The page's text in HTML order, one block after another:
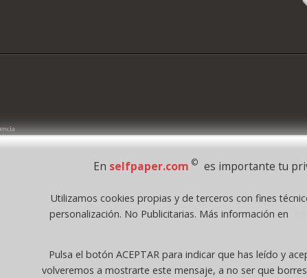
© 1995 - 2026 Grupo Selfpaper. Todos los derechos
Tomo 7263, Libro 4565, Folio 1, Sección 8, Hoja V-85203.
En selfpaper.com © es importante tu
Utilizamos cookies propias y de terceros con fines
personalización. No Publicitarias. Más información en
Pulsa el botón ACEPTAR para indicar que has leído y
volveremos a mostrarte este mensaje, a no ser que